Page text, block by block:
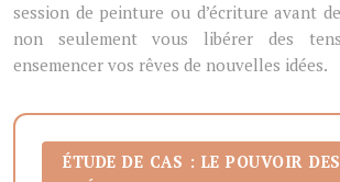
session de peinture ou d’écriture avant
non seulement vous libérer des
ensemencer vos rêves de nouvelles idées.
ÉTUDE DE CAS : LE POUVOIR